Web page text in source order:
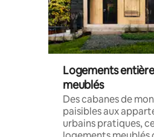
Logements
meublés
Des cabanes de
paisibles aux
urbains pratiques,